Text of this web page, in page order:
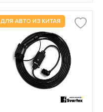
ДЛЯ АВТО ИЗ КИТАЯ